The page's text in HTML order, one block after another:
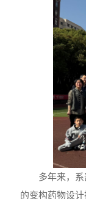
多年来，
的变构药物设